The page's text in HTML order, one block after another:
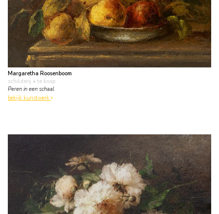
Margaretha Roosenboom
schilderij • te koop
Peren in een schaal
bekijk kunstwerk